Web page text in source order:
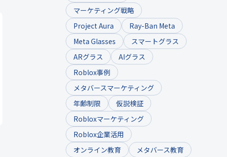
マーケティング戦略
Project Aura
Ray-Ban Meta
Meta Glasses
スマートグラス
ARグラス
AIグラス
Roblox事例
メタバースマーケティング
年齢制限
仮説検証
Robloxマーケティング
Roblox企業活用
オンライン教育
メタバース教育